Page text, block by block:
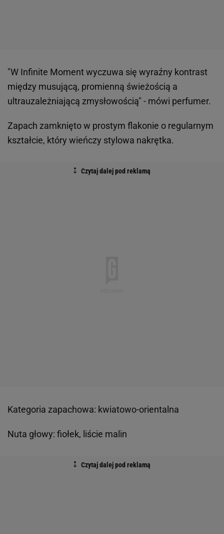
"W Infinite Moment wyczuwa się wyraźny kontrast
między musującą, promienną świeżością a
ultrauzależniającą zmysłowością" - mówi perfumer.
Zapach zamknięto w prostym flakonie o regularnym
kształcie, który wieńczy stylowa nakrętka.
Kategoria zapachowa: kwiatowo-orientalna
Nuta głowy: fiołek, liście malin